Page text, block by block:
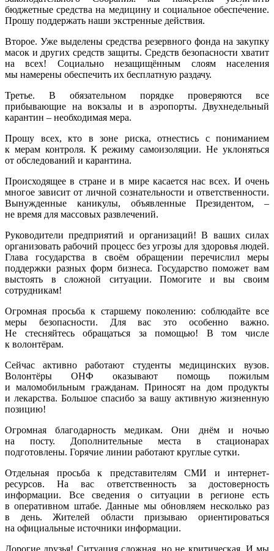
бюджетные средства на медицину и социальное обеспе́чение.
Прошу поддержать наши экстренные действия.
Второе. Уже выделены средства резервного фонда на закупку
масок и других средств защиты. Средств безопасности хватит
на всех! Социально незащищённым слоям населения
мы намерены обеспечить их бесплатную раздачу.
Третье. В обязательном порядке проверяются все
прибывающие на вокзалы и в аэропорты. Двухнедельный
карантин – необходимая мера.
Прошу всех, кто в зоне риска, отнестись с пониманием
к мерам контроля. К режиму самоизоляции. Не уклоняться
от обследований и карантина.
Происходящее в стране и в мире касается нас всех. И очень
многое зависит от личной сознательности и ответственности.
Вынужденные каникулы, объявленные Президентом, –
не время для массовых развлечений.
Руководители предприятий и организаций! В ваших силах
организовать рабочий процесс без угрозы для здоровья людей.
Глава государства в своём обращении перечислил меры
поддержки разных форм бизнеса. Государство поможет вам
выстоять в сложной ситуации. Помогите и вы своим
сотрудникам!
Огромная просьба к старшему поколению: соблюдайте все
меры безопасности. Для вас это особенно важно.
Не стесняйтесь обращаться за помощью! В том числе
к волонтёрам.
Сейчас активно работают студенты медицинских вузов.
Волонтёры ОНФ оказывают помощь пожилым
и маломобильным гражданам. Приносят на дом продукты
и лекарства. Большое спасибо за вашу активную жизненную
позицию!
Огромная благодарность медикам. Они днём и ночью
на посту. Дополнительные места в стационарах
подготовлены. Горячие линии работают круглые сутки.
Отдельная просьба к представителям СМИ и интернет-
ресурсов. На вас ответственность за достоверность
информации. Все сведения о ситуации в регионе есть
в оперативном штабе. Данные мы обновляем несколько раз
в день. Жителей области призываю ориентироваться
на официальные источники информации.
Дорогие друзья! Ситуация сложная, но не критическая. И мы